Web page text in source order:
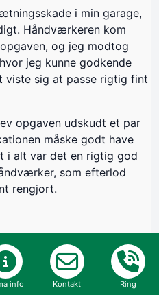
i min garage,
Håndværkeren kom
og jeg modtog
jeg kunne godkende
viste sig at passe rigtig fint
opgaven udskudt et par
måske godt have
i alt var det en rigtig god
som efterlod
rengjort.
info Kontakt Ring